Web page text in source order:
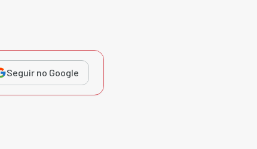
Seguir no Google